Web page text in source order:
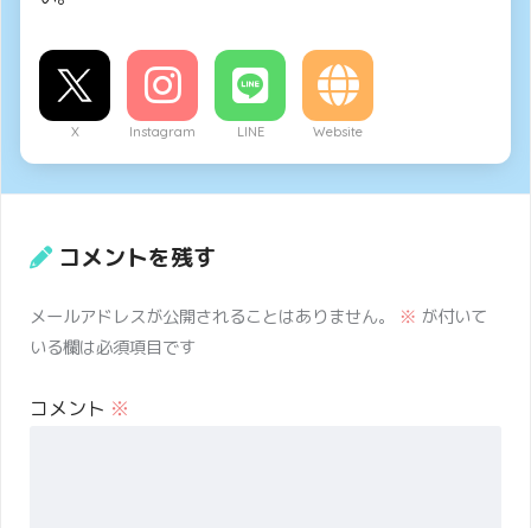
X Instagram LINE Website
コメントを残す
メールアドレスが公開されることはありません。 ※ が付いて
いる欄は必須項目です
コメント ※